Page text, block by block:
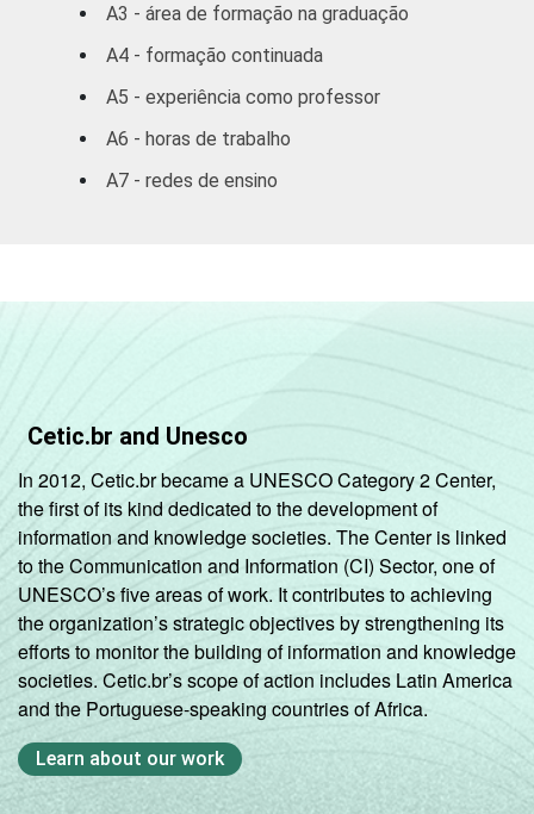
DEPENDÊNCIA
ADMINISTRATIVA
Municipal
SÉRIE
4ª série / 5º
Médio
COMPUTADOR
INSTALADO NO
LABORATÓRIO DE
INFORMÁTICA
Tem 73 27
Não tem 73 27
INTERNET
INSTALADA NO
LABORATÓRIO DE
INFORMÁTICA
Tem 73 27
Não tem 74
A3 - área de formação na graduação
A4 - formação continuada
A5 - experiência como professor
A6 - horas de trabalho
A7 - redes de ensino
Cetic.br and Unesco
In 2012, Cetic.br became a UNESCO Category 2 Center,
the first of its kind dedicated to the development of
information and knowledge societies. The Center is linked
to the Communication and Information (CI) Sector, one of
UNESCO’s five areas of work. It contributes to achieving
the organization’s strategic objectives by strengthening its
efforts to monitor the building of information and knowledge
societies. Cetic.br’s scope of action includes Latin America
and the Portuguese-speaking countries of Africa.
Learn about our work